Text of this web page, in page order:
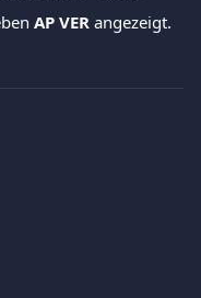
AP VER angezeigt.